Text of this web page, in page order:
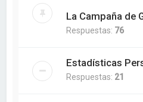
La Campaña de
Respuestas: 76
Estadísticas
Respuestas: 21